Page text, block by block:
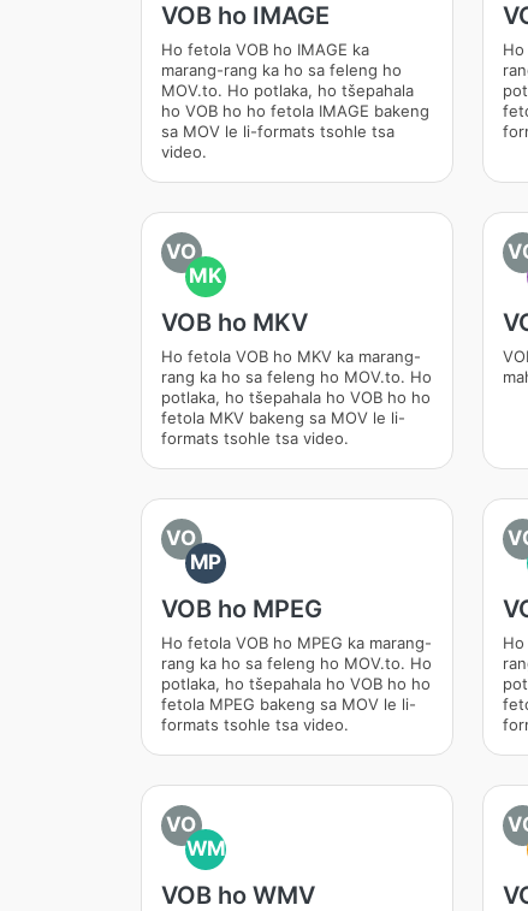
VOB ho IMAGE
Ho fetola VOB ho IMAGE ka
marang-rang ka ho sa feleng ho
MOV.to. Ho potlaka, ho tšepahala
ho VOB ho ho fetola IMAGE bakeng
sa MOV le li-formats tsohle tsa
video.
VO
MK
VOB ho MKV
Ho fetola VOB ho MKV ka marang-
rang ka ho sa feleng ho MOV.to. Ho
potlaka, ho tšepahala ho VOB ho ho
fetola MKV bakeng sa MOV le li-
formats tsohle tsa video.
VO
MP
VOB ho MPEG
Ho fetola VOB ho MPEG ka marang-
rang ka ho sa feleng ho MOV.to. Ho
potlaka, ho tšepahala ho VOB ho ho
fetola MPEG bakeng sa MOV le li-
formats tsohle tsa video.
VO
WM
VOB ho WMV